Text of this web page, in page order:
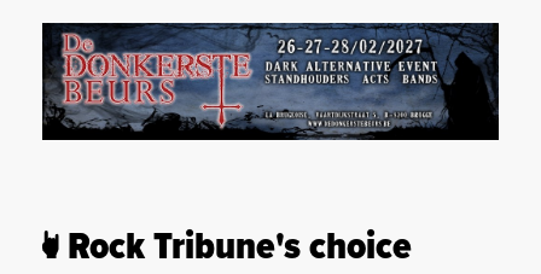
Rock Tribune's choice